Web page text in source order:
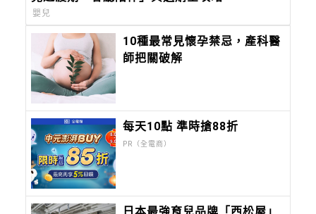
嬰兒
10種最常見懷孕禁忌，產科醫
師把關破解
每天10點 準時搶88折
PR（全電商）
日本最強育兒品牌「西松屋」